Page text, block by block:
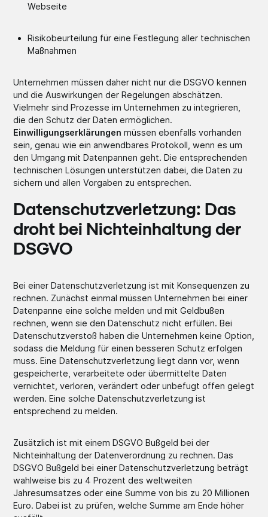
Webseite
Risikobeurteilung für eine Festlegung aller technischen
Maßnahmen
Unternehmen müssen daher nicht nur die DSGVO kennen
und die Auswirkungen der Regelungen abschätzen.
Vielmehr sind Prozesse im Unternehmen zu integrieren,
die den Schutz der Daten ermöglichen.
Einwilligungserklärungen müssen ebenfalls vorhanden
sein, genau wie ein anwendbares Protokoll, wenn es um
den Umgang mit Datenpannen geht. Die entsprechenden
technischen Lösungen unterstützen dabei, die Daten zu
sichern und allen Vorgaben zu entsprechen.
Datenschutzverletzung: Das
droht bei Nichteinhaltung der
DSGVO
Bei einer Datenschutzverletzung ist mit Konsequenzen zu
rechnen. Zunächst einmal müssen Unternehmen bei einer
Datenpanne eine solche melden und mit Geldbußen
rechnen, wenn sie den Datenschutz nicht erfüllen. Bei
Datenschutzverstoß haben die Unternehmen keine Option,
sodass die Meldung für einen besseren Schutz erfolgen
muss. Eine Datenschutzverletzung liegt dann vor, wenn
gespeicherte, verarbeitete oder übermittelte Daten
vernichtet, verloren, verändert oder unbefugt offen gelegt
werden. Eine solche Datenschutzverletzung ist
entsprechend zu melden.
Zusätzlich ist mit einem DSGVO Bußgeld bei der
Nichteinhaltung der Datenverordnung zu rechnen. Das
DSGVO Bußgeld bei einer Datenschutzverletzung beträgt
wahlweise bis zu 4 Prozent des weltweiten
Jahresumsatzes oder eine Summe von bis zu 20 Millionen
Euro. Dabei ist zu prüfen, welche Summe am Ende höher